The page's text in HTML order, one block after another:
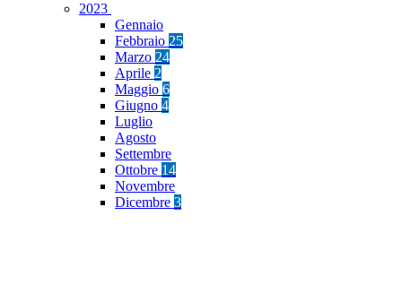
2023
Gennaio
Febbraio 25
Marzo 24
Aprile 2
Maggio 6
Giugno 4
Luglio
Agosto
Settembre
Ottobre 14
Novembre
Dicembre 3